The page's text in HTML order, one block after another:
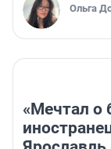
Ольга
«Мечтал о